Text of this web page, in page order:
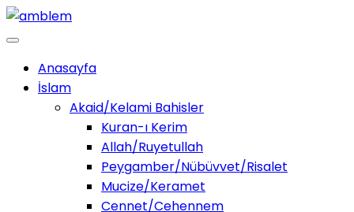
Anasayfa
İslam
Akaid/Kelami Bahisler
Kuran-ı Kerim
Allah/Ruyetullah
Peygamber/Nübüvvet/Risalet
Mucize/Keramet
Cennet/Cehennem